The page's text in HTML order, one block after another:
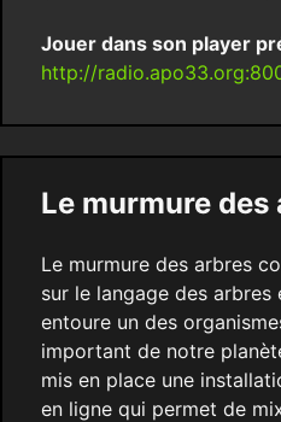
Jouer dans son player
http://
Le murmure des
Le murmure des arbres
sur le langage des arbres
entoure un des
important de notre
mis en place une
en ligne qui permet de